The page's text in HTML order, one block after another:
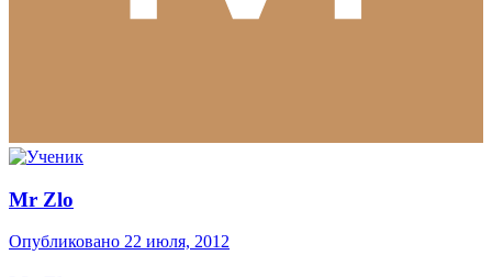
Mr Zlo
Опубликовано 22 июля, 2012